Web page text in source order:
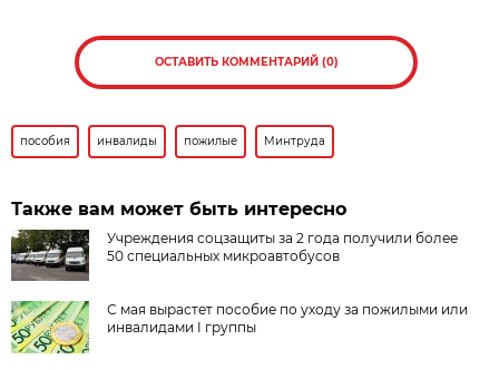
ОСТАВИТЬ КОММЕНТАРИЙ (0)
пособия инвалиды пожилые Минтруда
Также вам может быть интересно
Учреждения соцзащиты за 2 года получили более
50 специальных микроавтобусов
С мая вырастет пособие по уходу за пожилыми или
инвалидами I группы